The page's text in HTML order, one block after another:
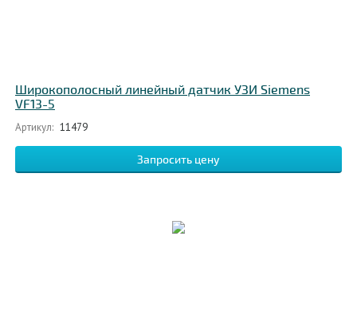
Широкополосный линейный датчик УЗИ Siemens
VF13-5
Артикул: 11479
Запросить цену